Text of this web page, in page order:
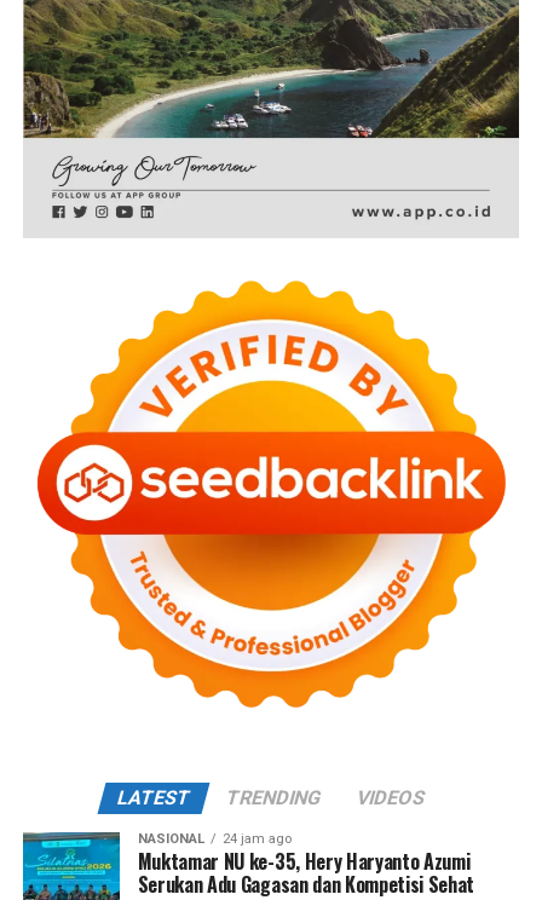
LATEST TRENDING VIDEOS
NASIONAL 24 jam ago
Muktamar NU ke-35, Hery Haryanto Azumi
Serukan Adu Gagasan dan Kompetisi Sehat